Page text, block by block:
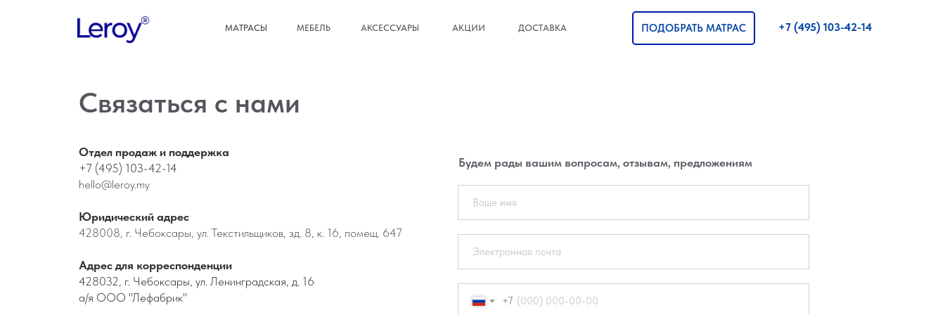
МАТРАСЫ МЕБЕЛЬ АКСЕССУАРЫ ДОСТАВКА
АКЦИИ +7 (495) 103-42-14
ПОДОБРАТЬ МАТРАС
Связаться с нами
Будем рады вашим вопросам, отзывам, предложениям
Отдел продаж и поддержка
+7 (495) 103-42-14
hello@leroy.my
Юридический адрес
428008, г. Чебоксары, ул. Текстильщиков, зд. 8, к. 16, помещ. 647
Адрес для корреспонденции
428032, г. Чебоксары, ул. Ленинградская, д. 16
а/я ООО "Лефабрик"
+7